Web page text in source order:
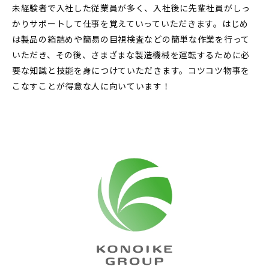
未経験者で入社した従業員が多く、入社後に先輩社員がしっ
かりサポートして仕事を覚えていっていただきます。はじめ
は製品の箱詰めや簡易の目視検査などの簡単な作業を行って
いただき、その後、さまざまな製造機械を運転するために必
要な知識と技能を身につけていただきます。コツコツ物事を
こなすことが得意な人に向いています！